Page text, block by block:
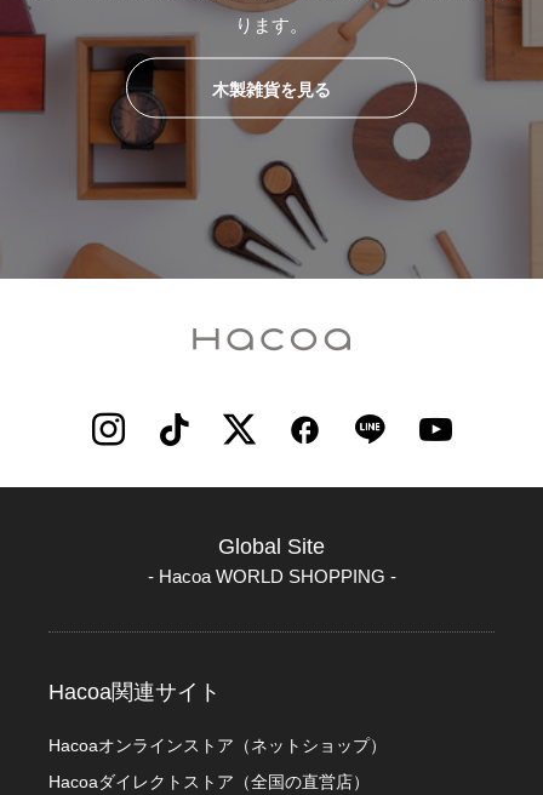
ります。
木製雑貨を見る
Global Site
- Hacoa WORLD SHOPPING -
Hacoa関連サイト
Hacoaオンラインストア（ネットショップ）
Hacoaダイレクトストア（全国の直営店）